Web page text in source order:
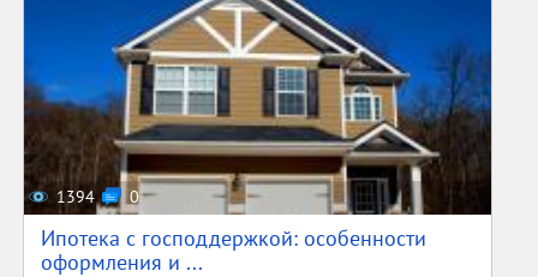
1394 0
Ипотека с господдержкой: особенности
оформления и ...